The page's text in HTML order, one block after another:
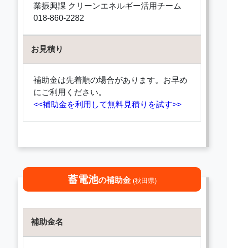
業振興課 クリーンエネルギー活用チーム
018-860-2282
お見積り
補助金は先着順の場合があります。お早め
にご利用ください。
<<補助金を利用して無料見積りを試す>>
蓄電池の補助金 (秋田県)
補助金名